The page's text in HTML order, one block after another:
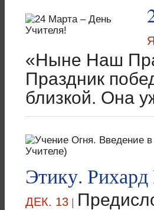
«Ныне Наш
Праздник
близкой. Она
Этику. Рихард
ДЕК. 13 |